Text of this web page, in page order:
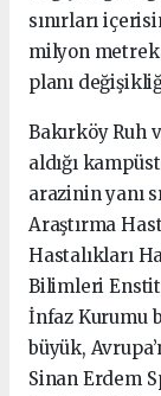
sınırları
milyon
planı
Bakırköy Ruh
aldığı
arazinin yanı
Araştırma
Hastalıkları
Bilimleri
İnfaz Kurumu
büyük,
Sinan Erdem